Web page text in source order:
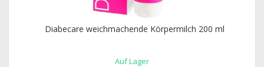
Diabecare weichmachende Körpermilch 200 ml
Auf Lager